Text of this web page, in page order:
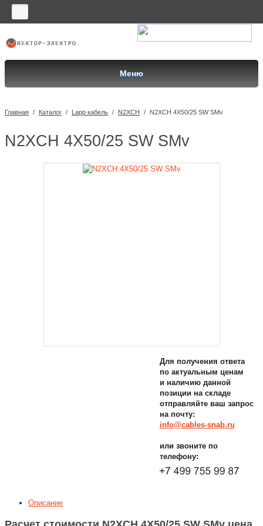
Меню
Главная / Каталог / Lapp кабель / N2XCH / N2XCH 4X50/25 SW SMv
N2XCH 4X50/25 SW SMv
Для получения ответа
по актуальным ценам
и наличию данной
позиции на складе
отправляйте ваш запрос
на почту:
info@cables-snab.ru
или звоните по
телефону:
Описание